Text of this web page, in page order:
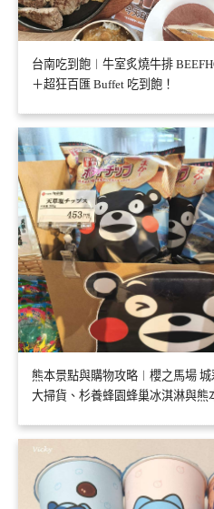
台南吃到飽︱牛室炙燒牛排
＋超狂百匯 Buffet 吃到飽！
熊本景點與購物攻略︱櫻之馬場
大掃貨、杉養蜂園蜂巢冰淇淋與熊